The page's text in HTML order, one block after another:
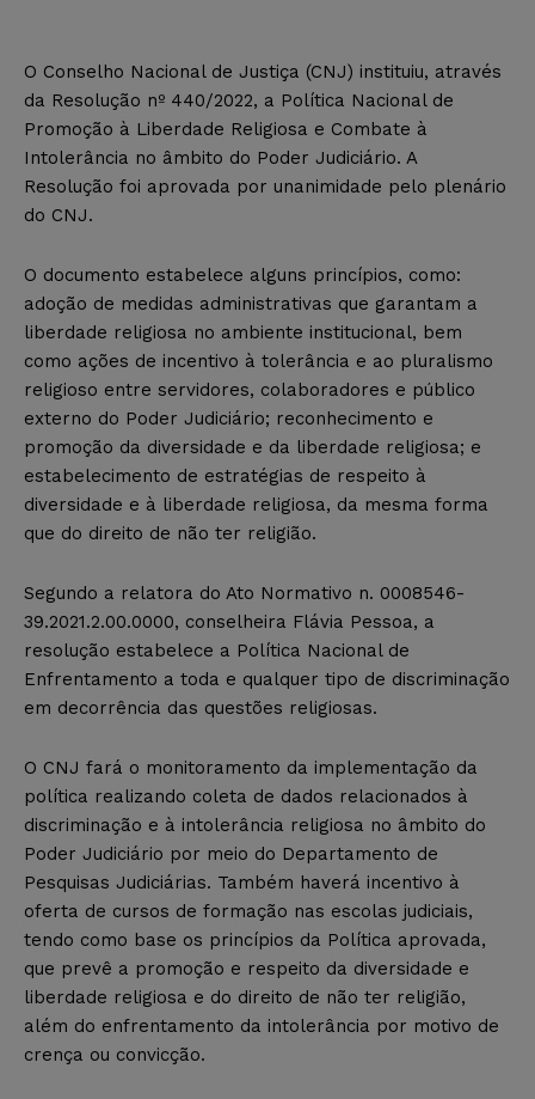
O Conselho Nacional de Justiça (CNJ) instituiu, através
da Resolução nº 440/2022, a Política Nacional de
Promoção à Liberdade Religiosa e Combate à
Intolerância no âmbito do Poder Judiciário. A
Resolução foi aprovada por unanimidade pelo plenário
do CNJ.
O documento estabelece alguns princípios, como:
adoção de medidas administrativas que garantam a
liberdade religiosa no ambiente institucional, bem
como ações de incentivo à tolerância e ao pluralismo
religioso entre servidores, colaboradores e público
externo do Poder Judiciário; reconhecimento e
promoção da diversidade e da liberdade religiosa; e
estabelecimento de estratégias de respeito à
diversidade e à liberdade religiosa, da mesma forma
que do direito de não ter religião.
Segundo a relatora do Ato Normativo n. 0008546-
39.2021.2.00.0000, conselheira Flávia Pessoa, a
resolução estabelece a Política Nacional de
Enfrentamento a toda e qualquer tipo de discriminação
em decorrência das questões religiosas.
O CNJ fará o monitoramento da implementação da
política realizando coleta de dados relacionados à
discriminação e à intolerância religiosa no âmbito do
Poder Judiciário por meio do Departamento de
Pesquisas Judiciárias. Também haverá incentivo à
oferta de cursos de formação nas escolas judiciais,
tendo como base os princípios da Política aprovada,
que prevê a promoção e respeito da diversidade e
liberdade religiosa e do direito de não ter religião,
além do enfrentamento da intolerância por motivo de
crença ou convicção.